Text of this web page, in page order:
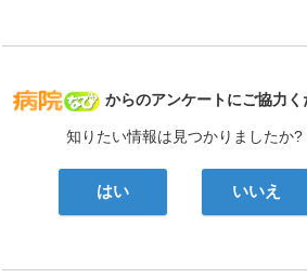
病院なび
からのアンケートにご協力く
知りたい情報は見つかりましたか?
はい いいえ